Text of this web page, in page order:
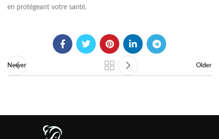
en protégeant votre santé.
Newer Older